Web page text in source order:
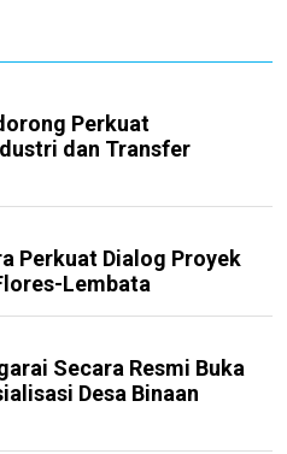
Perkuat
dan Transfer
Perkuat Dialog Proyek
Lembata
Secara Resmi Buka
Desa Binaan